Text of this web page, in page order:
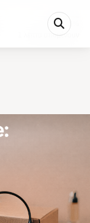
1 λεπτά απομένουν